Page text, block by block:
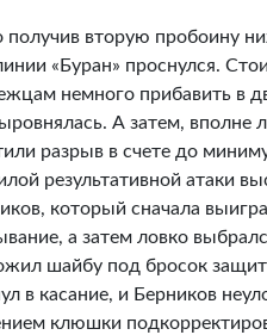
получив вторую пробоину
«Буран» проснулся.
немного прибавить в
А затем, вполне
разрыв в счете до
результативной атаки
который сначала
а затем ловко
шайбу под бросок
в касание, и Берников
клюшки